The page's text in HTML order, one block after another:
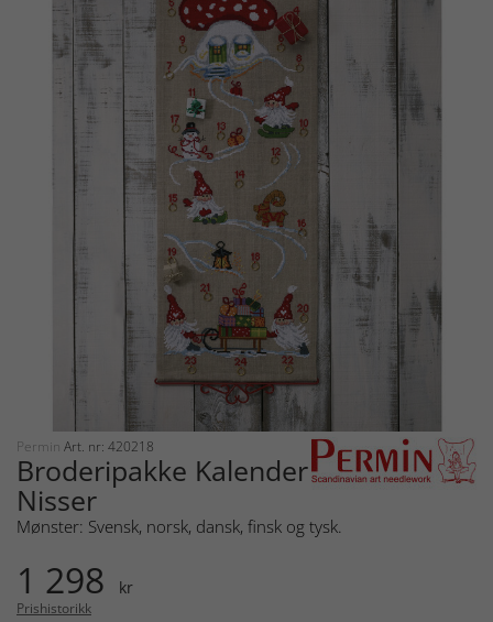
Permin Art. nr: 420218
Broderipakke Kalender
Nisser
Mønster: Svensk, norsk, dansk, finsk og tysk.
1 298 kr
Prishistorikk